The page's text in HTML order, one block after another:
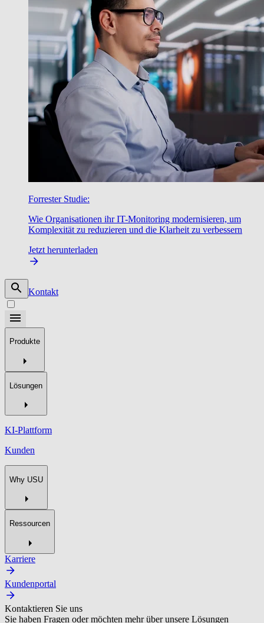
Forrester Studie:
Wie Organisationen ihr IT-Monitoring modernisieren, um
Komplexität zu reduzieren und die Klarheit zu verbessern
Jetzt herunterladen
Kontakt
Produkte
Lösungen
KI-Plattform
Kunden
Why USU
Ressourcen
Karriere
Kundenportal
Kontaktieren Sie uns
Sie haben Fragen oder möchten mehr über unsere Lösungen